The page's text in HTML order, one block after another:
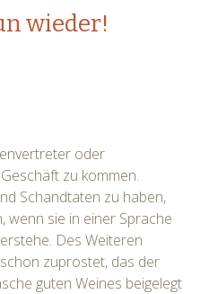
wieder!
oder
zu kommen.
Schandtaten zu haben,
wenn sie in einer Sprache
Des Weiteren
zuprostet, das der
guten Weines beigelegt